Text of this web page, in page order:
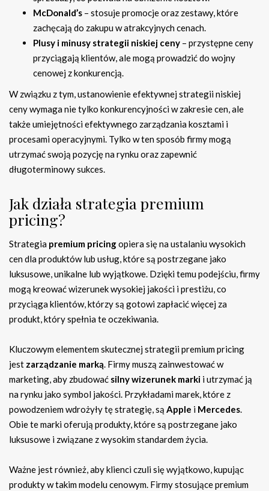
McDonald’s – stosuje promocje oraz zestawy, które
zachęcają do zakupu w atrakcyjnych cenach.
Plusy i minusy strategii niskiej ceny – przystępne ceny
przyciągają klientów, ale mogą prowadzić do wojny
cenowej z konkurencją.
W związku z tym, ustanowienie efektywnej strategii niskiej
ceny wymaga nie tylko konkurencyjności w zakresie cen, ale
także umiejętności efektywnego zarządzania kosztami i
procesami operacyjnymi. Tylko w ten sposób firmy mogą
utrzymać swoją pozycję na rynku oraz zapewnić
długoterminowy sukces.
Jak działa strategia premium
pricing?
Strategia premium pricingopiera się na ustalaniu wysokich
cen dla produktów lub usług, które są postrzegane jako
luksusowe, unikalne lub wyjątkowe. Dzięki temu podejściu, firmy
mogą kreować wizerunek wysokiej jakości i prestiżu, co
przyciąga klientów, którzy są gotowi zapłacić więcej za
produkt, który spełnia te oczekiwania.
Kluczowym elementem skutecznej strategii premium pricing
jest zarządzanie marką. Firmy muszą zainwestować w
marketing, aby zbudować silny wizerunek marki i utrzymać ją
na rynku jako symbol jakości. Przykładami marek, które z
powodzeniem wdrożyły tę strategię, są Apple i Mercedes.
Obie te marki oferują produkty, które są postrzegane jako
luksusowe i związane z wysokim standardem życia.
Ważne jest również, aby klienci czuli się wyjątkowo, kupując
produkty w takim modelu cenowym. Firmy stosujące premium